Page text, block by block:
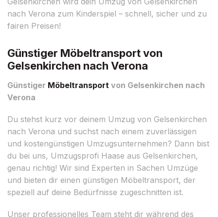
nach Verona zum Kinderspiel – schnell, sicher und zu
fairen Preisen!
Günstiger Möbeltransport von
Gelsenkirchen nach Verona
Günstiger Möbeltransport von Gelsenkirchen nach
Verona
Du stehst kurz vor deinem Umzug von Gelsenkirchen
nach Verona und suchst nach einem zuverlässigen
und kostengünstigen Umzugsunternehmen? Dann bist
du bei uns, Umzugsprofi Haase aus Gelsenkirchen,
genau richtig! Wir sind Experten in Sachen Umzüge
und bieten dir einen günstigen Möbeltransport, der
speziell auf deine Bedürfnisse zugeschnitten ist.
Unser professionelles Team steht dir während des